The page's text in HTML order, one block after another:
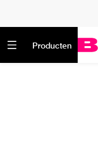
Producten